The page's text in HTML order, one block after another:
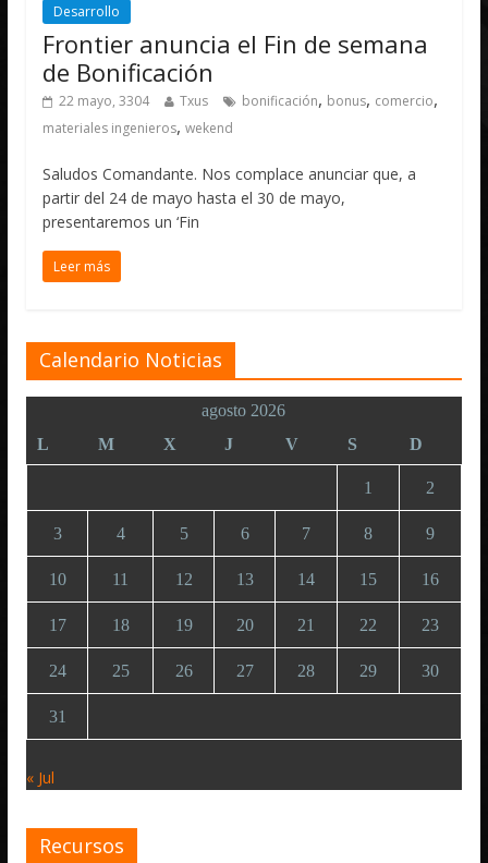
Desarrollo
Frontier anuncia el Fin de semana
de Bonificación
22 mayo, 3304 Txus bonificación, bonus, comercio,
materiales ingenieros,wekend
Saludos Comandante. Nos complace anunciar que, a
partir del 24 de mayo hasta el 30 de mayo,
presentaremos un ‘Fin
Leer más
Calendario Noticias
agosto 2026
L
M X J V S D
1 2
3 4 5 6 7 8 9
10 11 12 13 14 15 16
17 18 19 20 21 22 23
24 25 26 27 28 29 30
31
« Jul
Recursos